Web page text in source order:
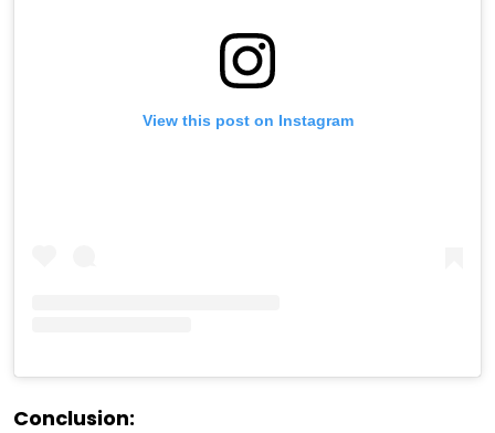
View this post on Instagram
Conclusion: